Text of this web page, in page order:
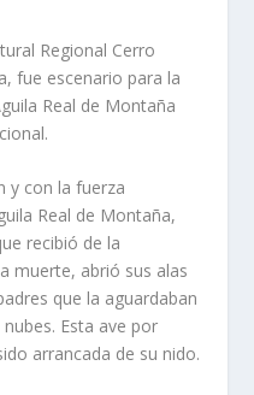
Regional Cerro
fue escenario para la
Real de Montaña
y con la fuerza
Real de Montaña,
recibió de la
muerte, abrió sus alas
que la aguardaban
Esta ave por
arrancada de su nido.